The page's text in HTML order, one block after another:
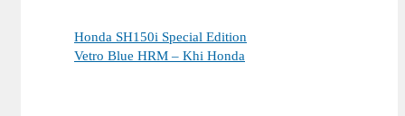
Honda SH150i Special Edition
Vetro Blue HRM – Khi Honda